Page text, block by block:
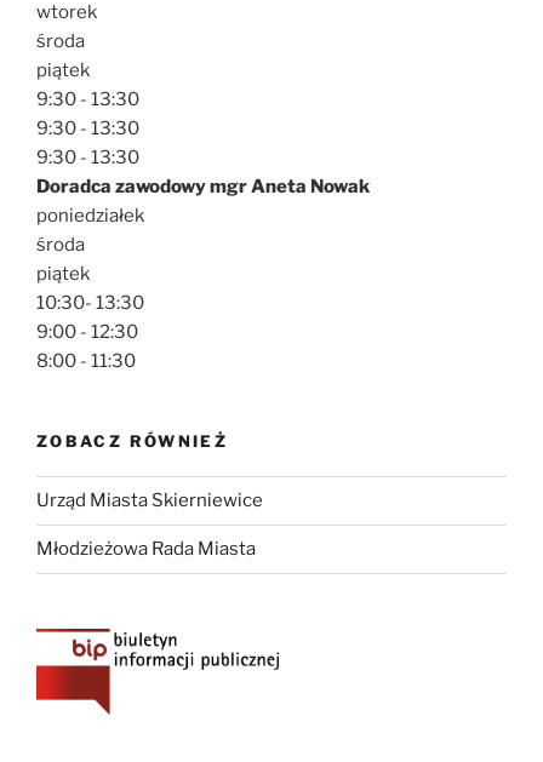
wtorek
środa
piątek
9:30 - 13:30
9:30 - 13:30
9:30 - 13:30
Doradca zawodowy mgr Aneta Nowak
poniedziałek
środa
piątek
10:30- 13:30
9:00 - 12:30
8:00 - 11:30
ZOBACZ RÓWNIEŻ
Urząd Miasta Skierniewice
Młodzieżowa Rada Miasta